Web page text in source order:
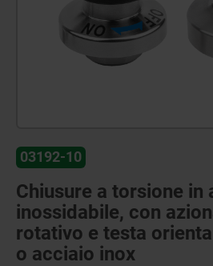
03192-10
Chiusure a torsione in
inossidabile, con
rotativo e testa
o acciaio inox